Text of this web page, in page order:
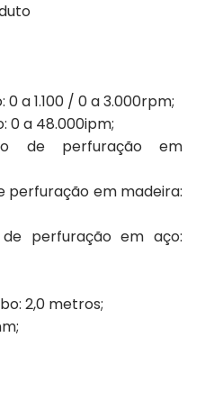
a 1.100 / 0 a 3.000rpm;
0 a 48.000ipm;
de perfuração em
perfuração em madeira:
perfuração em aço:
2,0 metros;